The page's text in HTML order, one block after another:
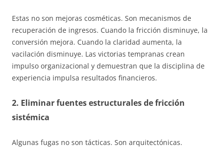
Estas no son mejoras cosméticas. Son mecanismos de
recuperación de ingresos. Cuando la fricción disminuye, la
conversión mejora. Cuando la claridad aumenta, la
vacilación disminuye. Las victorias tempranas crean
impulso organizacional y demuestran que la disciplina de
experiencia impulsa resultados financieros.
2. Eliminar fuentes estructurales de fricción
sistémica
Algunas fugas no son tácticas. Son arquitectónicas.